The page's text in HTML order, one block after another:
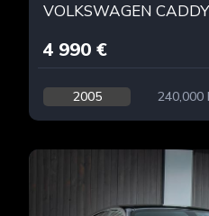
VOLKSWAGEN CADDY
4 990 €
2005 240,000